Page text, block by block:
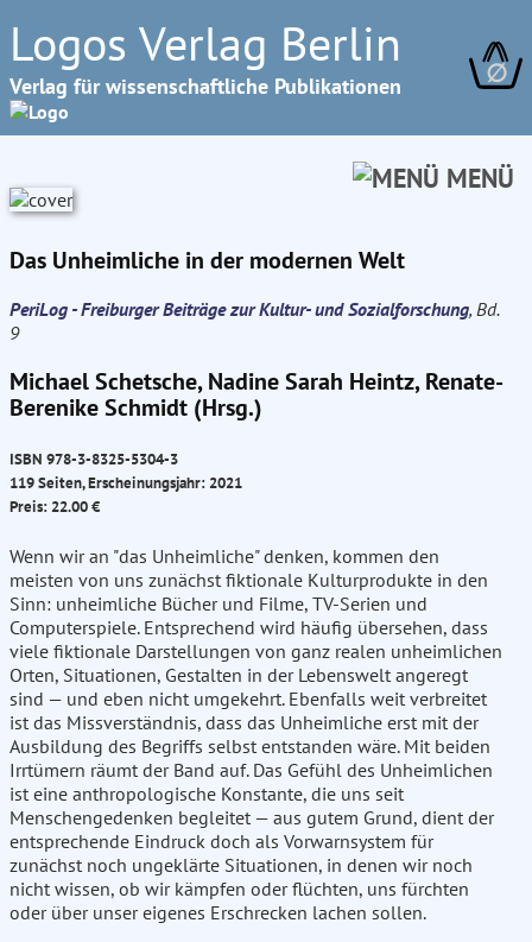
Logos Verlag Berlin
Verlag für wissenschaftliche Publikationen ∅
MENÜ
Das Unheimliche in der modernen Welt
PeriLog - Freiburger Beiträge zur Kultur- und Sozialforschung, Bd.
9
Michael Schetsche, Nadine Sarah Heintz, Renate-
Berenike Schmidt (Hrsg.)
ISBN 978-3-8325-5304-3
119 Seiten, Erscheinungsjahr: 2021
Preis: 22.00 €
Wenn wir an "das Unheimliche" denken, kommen den
meisten von uns zunächst fiktionale Kulturprodukte in den
Sinn: unheimliche Bücher und Filme, TV-Serien und
Computerspiele. Entsprechend wird häufig übersehen, dass
viele fiktionale Darstellungen von ganz realen unheimlichen
Orten, Situationen, Gestalten in der Lebenswelt angeregt
sind — und eben nicht umgekehrt. Ebenfalls weit verbreitet
ist das Missverständnis, dass das Unheimliche erst mit der
Ausbildung des Begriffs selbst entstanden wäre. Mit beiden
Irrtümern räumt der Band auf. Das Gefühl des Unheimlichen
ist eine anthropologische Konstante, die uns seit
Menschengedenken begleitet — aus gutem Grund, dient der
entsprechende Eindruck doch als Vorwarnsystem für
zunächst noch ungeklärte Situationen, in denen wir noch
nicht wissen, ob wir kämpfen oder flüchten, uns fürchten
oder über unser eigenes Erschrecken lachen sollen.